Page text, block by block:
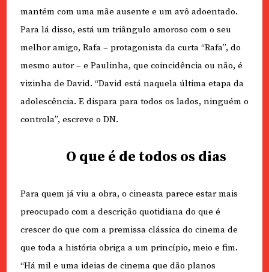
mantém com uma mãe ausente e um avô adoentado.
Para lá disso, está um triângulo amoroso com o seu
melhor amigo, Rafa – protagonista da curta “Rafa”, do
mesmo autor – e Paulinha, que coincidência ou não, é
vizinha de David. “David está naquela última etapa da
adolescência. E dispara para todos os lados, ninguém o
controla”, escreve o DN.
O que é de todos os dias
Para quem já viu a obra, o cineasta parece estar mais
preocupado com a descrição quotidiana do que é
crescer do que com a premissa clássica do cinema de
que toda a história obriga a um princípio, meio e fim.
“Há mil e uma ideias de cinema que dão planos